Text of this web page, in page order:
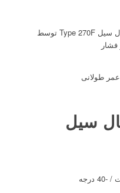
مدل های پیشرفته طراحی شده مکانیکال سیل Type 270F توسط
فشار
طولانی
سیل
-40 درجه فارنهایت تا 500 درجه فارنهایت / -40 درجه